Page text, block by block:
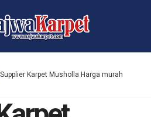
Supplier Karpet Musholla Harga murah